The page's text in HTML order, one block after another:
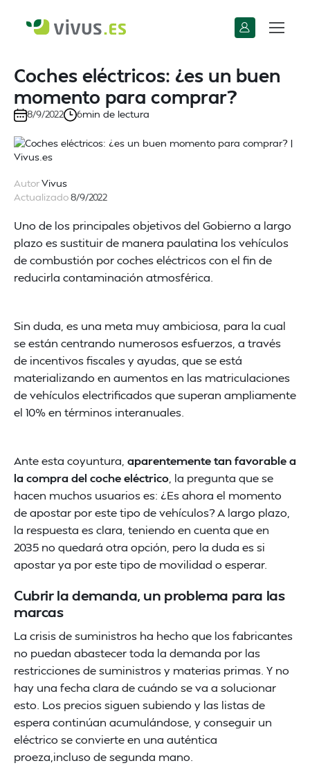
Coches eléctricos: ¿es un buen
momento para comprar?
8/9/2022 6min de lectura
AutorVivus
Actualizado8/9/2022
Uno de los principales objetivos del Gobierno a largo
plazo es sustituir de manera paulatina los vehículos
de combustión por coches eléctricos con el fin de
reducirla contaminación atmosférica.
Sin duda, es una meta muy ambiciosa, para la cual
se están centrando numerosos esfuerzos, a través
de incentivos fiscales y ayudas, que se está
materializando en aumentos en las matriculaciones
de vehículos electrificados que superan ampliamente
el 10% en términos interanuales.
Ante esta coyuntura, aparentemente tan favorable a
la compra del coche eléctrico , la pregunta que se
hacen muchos usuarios es: ¿Es ahora el momento
de apostar por este tipo de vehículos? A largo plazo,
la respuesta es clara, teniendo en cuenta que en
2035 no quedará otra opción, pero la duda es si
apostar ya por este tipo de movilidad o esperar.
Cubrir la demanda, un problema para las
marcas
La crisis de suministros ha hecho que los fabricantes
no puedan abastecer toda la demanda por las
restricciones de suministros y materias primas. Y no
hay una fecha clara de cuándo se va a solucionar
esto. Los precios siguen subiendo y las listas de
espera continúan acumulándose, y conseguir un
eléctrico se convierte en una auténtica
proeza,incluso de segunda mano.